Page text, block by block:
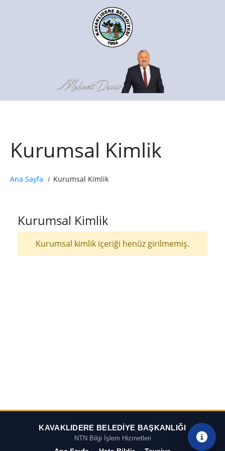
Kurumsal Kimlik
Ana Sayfa Kurumsal Kimlik
Kurumsal Kimlik
Kurumsal kimlik içeriği henüz girilmemiş.
KAVAKLIDERE BELEDİYE BAŞKANLIĞI
NTN Bilgi İşlem Hizmetleri